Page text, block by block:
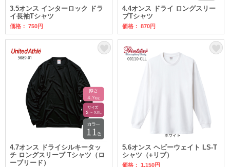
3.5オンス インターロック ドラ
イ長袖Tシャツ
価格： 750円
4.4オンス ドライ ロングスリー
ブTシャツ
価格： 870円
4.7オンス ドライシルキータッ
チ ロングスリーブ Tシャツ（ロ
ーブリード）
5.6オンス ヘビーウェイト LS-T
シャツ（+リブ）
価格： 1,150円